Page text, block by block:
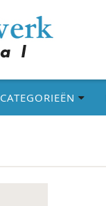
CATEGORIEËN